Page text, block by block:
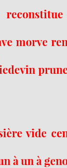
morve
vide
à un à